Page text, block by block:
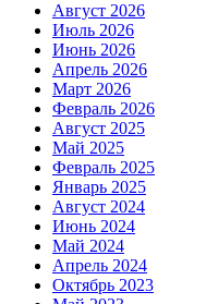
Август 2026
Июль 2026
Июнь 2026
Апрель 2026
Март 2026
Февраль 2026
Август 2025
Май 2025
Февраль 2025
Январь 2025
Август 2024
Июнь 2024
Май 2024
Апрель 2024
Октябрь 2023